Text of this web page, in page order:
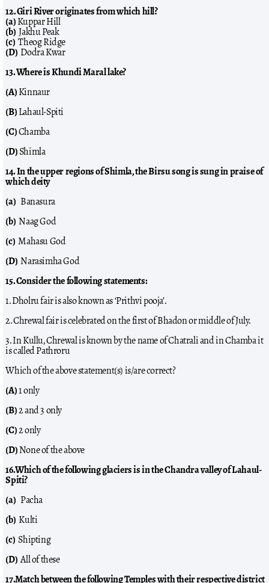
12. Giri River originates from which hill?
(a)Kuppar Hill
(b) Jakhu Peak
(c) Theog Ridge
(D) Dodra Kwar
13. Where is Khundi Maral lake?
(A)Kinnaur
(B)Lahaul-Spiti
(C)Chamba
(D)Shimla
14. In the upper regions of Shimla, the Birsu song is sung in praise of
which deity
(a) Banasura
(b) Naag God
(c) Mahasu God
(D) Narasimha God
15. Consider the following statements:
1. Dholru fair is also known as ‘Prithvi pooja’.
2. Chrewal fair is celebrated on the first of Bhadon or middle of July.
3. In Kullu, Chrewal is known by the name of Chatrali and in Chamba it
is called Pathroru
Which of the above statement(s) is/are correct?
(A)1 only
(B)2 and 3 only
(C)2 only
(D)None of the above
16.Which of the following glaciers is in the Chandra valley of Lahaul-
Spiti?
(a) Pacha
(b) Kulti
(c) Shipting
(D)All of these
17.Match between the following Temples with their respective district